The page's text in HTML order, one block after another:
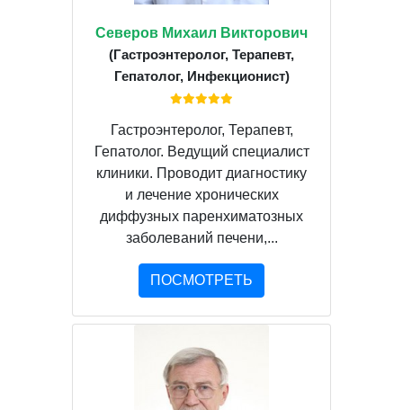
Северов Михаил Викторович
(Гастроэнтеролог, Терапевт,
Гепатолог, Инфекционист)
Гастроэнтеролог, Терапевт,
Гепатолог. Ведущий специалист
клиники. Проводит диагностику
и лечение хронических
диффузных паренхиматозных
заболеваний печени,...
ПОСМОТРЕТЬ